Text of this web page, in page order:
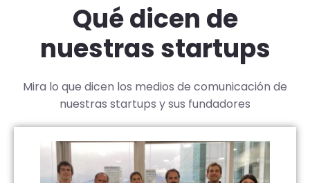
Qué dicen de
nuestras startups
Mira lo que dicen los medios de comunicación de
nuestras startups y sus fundadores